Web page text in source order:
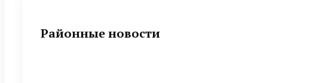
Районные новости